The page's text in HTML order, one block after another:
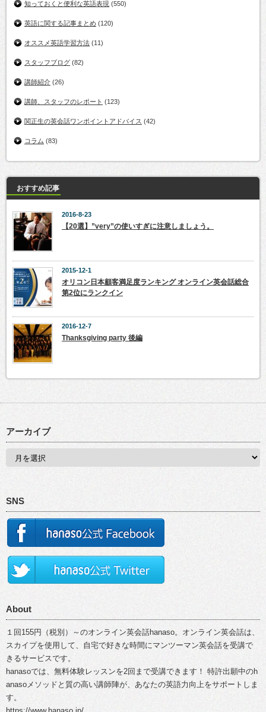
知っておくと便利な英語表現 (550)
英語に関する記事まとめ (120)
オススメ英語学習方法 (11)
スタッフブログ (82)
講師紹介 (26)
講師、スタッフのレポート (123)
関正生の英会話ワンポイントアドバイス (42)
コラム (83)
おすすめ記事
2016-8-23
【20選】”very”の使いすぎに注意しましょう。
2015-12-1
オリコン日本顧客満足度ランキング オンライン英会話総合
第2位にランクイン
2016-12-7
Thanksgiving party 後編
アーカイブ
SNS
About
１回155円（税別）～のオンライン英会話hanaso。オンライン英会話は、
スカイプを使用して、自宅で好きな時間にマンツーマン英会話を受講で
きるサービスです。
hanasoでは、無料体験レッスンを2回まで受講できます！ 特許出願中のh
anasoメソッドと質の高い講師陣が、あなたの英語力向上をサポートしま
す。